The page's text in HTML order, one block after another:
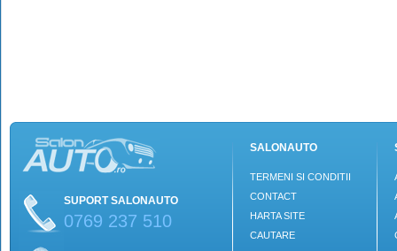
SUPORT SALONAUTO
0769 237 510
SALONAUTO
TERMENI SI CONDITII
CONTACT
HARTA SITE
CAUTARE